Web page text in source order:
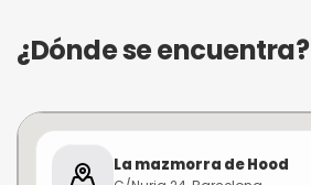
¿Dónde se encuentra?
La mazmorra de Hood